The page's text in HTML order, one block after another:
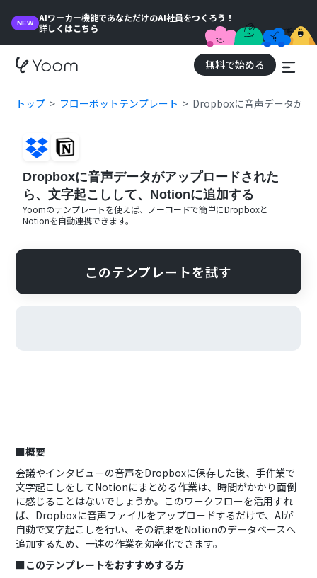
NEW
AIワーカー機能であなただけのAI社員をつくろう！
詳しくはこちら
無料で始める
トップ フローボットテンプレート Dropboxに音声データが
Dropboxに音声データがアップロードされた
ら、文字起こしして、Notionに追加する
Yoomのテンプレートを使えば、ノーコードで簡単にDropboxと
Notionを自動連携できます。
このテンプレートを試す
■概要
会議やインタビューの音声をDropboxに保存した後、手作業で
文字起こしをしてNotionにまとめる作業は、時間がかかり面倒
に感じることはないでしょうか。このワークフローを活用すれ
ば、Dropboxに音声ファイルをアップロードするだけで、AIが
自動で文字起こしを行い、その結果をNotionのデータベースへ
追加するため、一連の作業を効率化できます。
■このテンプレートをおすすめする方